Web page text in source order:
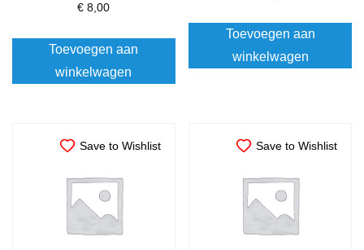
€ 8,00
Toevoegen aan
winkelwagen
Toevoegen aan
winkelwagen
Save to Wishlist Save to Wishlist